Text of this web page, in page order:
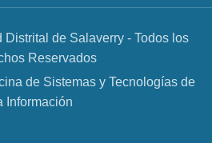
de Salaverry - Todos los
Reservados
de Sistemas y Tecnologías de
Información